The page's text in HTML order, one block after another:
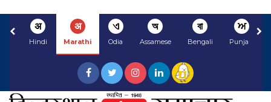
अ
Hindi
अ
Marathi
ଏ
Odia
অ
Assamese
বা
Bengali
ਅ
Punjabi